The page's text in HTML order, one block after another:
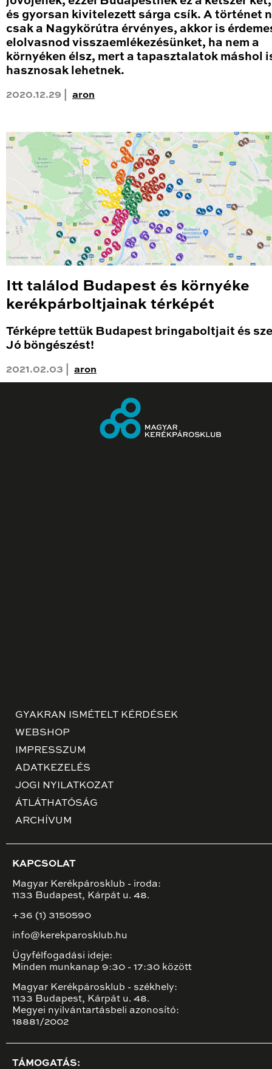
és gyorsan kivitelezett sárga csík. A történet
csak a Nagykörútra érvényes, akkor is
elolvasnod visszaemlékezésünket, ha nem a
környéken élsz, mert a tapasztalatok máshol
hasznosak lehetnek.
2020.12.29 | aron
Itt találod Budapest és környéke
kerékpárboltjainak térképét
Térképre tettük Budapest bringaboltjait és
Jó böngészést!
2021.02.03 | aron
GYAKRAN ISMÉTELT KÉRDÉSEK
WEBSHOP
IMPRESSZUM
ADATKEZELÉS
JOGI NYILATKOZAT
ÁTLÁTHATÓSÁG
ARCHÍVUM
KAPCSOLAT
Magyar Kerékpárosklub - iroda:
1133 Budapest, Kárpát u. 48.
+36 (1) 3150590
info@kerekparosklub.hu
Ügyfélfogadási ideje:
Minden munkanap 9:30 - 17:30 között
Magyar Kerékpárosklub - székhely:
1133 Budapest, Kárpát u. 48.
Megyei nyilvántartásbeli azonosító:
18881/2002
TÁMOGATÁS: